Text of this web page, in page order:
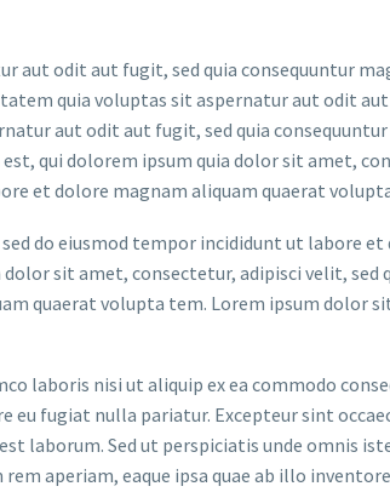
aut odit aut fugit, sed quia consequuntur
quia voluptas sit aspernatur aut odit aut
aut odit aut fugit, sed quia consequuntur
qui dolorem ipsum quia dolor sit amet,
et dolore magnam aliquam quaerat
do eiusmod tempor incididunt ut labore et
sit amet, consectetur, adipisci velit, sed
quaerat volupta tem. Lorem ipsum dolor
laboris nisi ut aliquip ex ea commodo
fugiat nulla pariatur. Excepteur sint
laborum. Sed ut perspiciatis unde omnis
aperiam, eaque ipsa quae ab illo